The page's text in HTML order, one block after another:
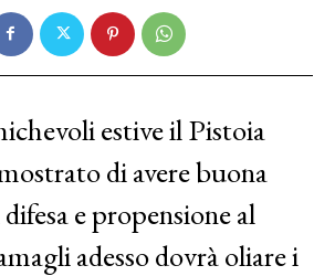
estive il Pistoia
di avere buona
e propensione al
adesso dovrà oliare i